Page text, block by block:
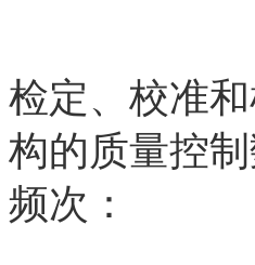
检定、校准
构的质量控
频次：